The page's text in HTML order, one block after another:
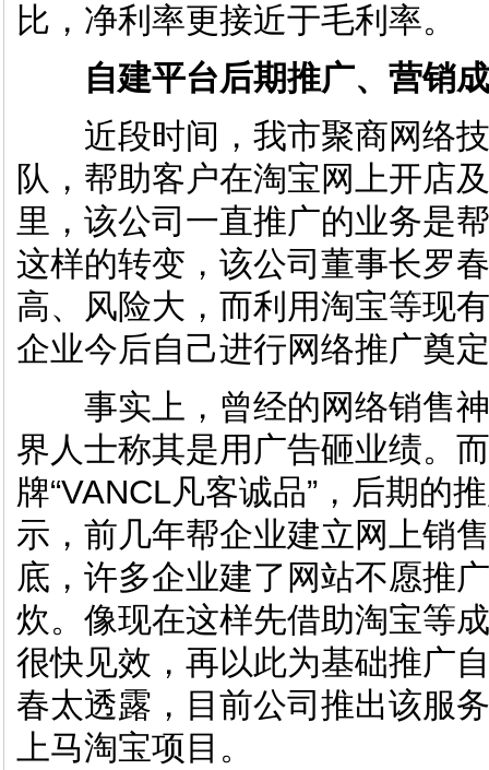
比，净利率更接近于毛利率。
自建平台后期推广、营销
近段时间，我市聚商网络技
队，帮助客户在淘宝网上开店
里，该公司一直推广的业务是
这样的转变，该公司董事长罗
高、风险大，而利用淘宝等现
企业今后自己进行网络推广奠
事实上，曾经的网络销售神
界人士称其是用广告砸业绩。
牌“VANCL凡客诚品”，后期的
示，前几年帮企业建立网上销
底，许多企业建了网站不愿推
炊。像现在这样先借助淘宝等
很快见效，再以此为基础推广
春太透露，目前公司推出该服
上马淘宝项目。